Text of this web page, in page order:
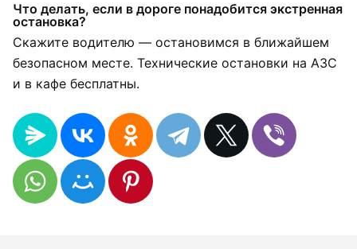
Что делать, если в дороге понадобится экстренная
остановка?
Скажите водителю — остановимся в ближайшем
безопасном месте. Технические остановки на АЗС
и в кафе бесплатны.